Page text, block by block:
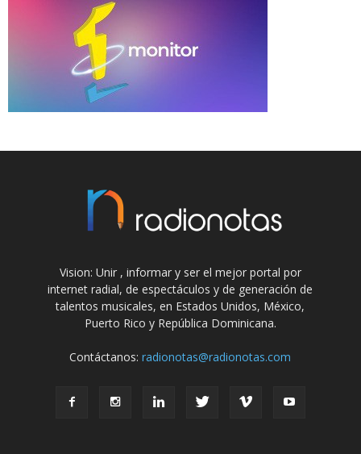
Vision: Unir , informar y ser el mejor portal por
internet radial, de espectáculos y de generación de
talentos musicales, en Estados Unidos, México,
Puerto Rico y República Dominicana.
Contáctanos:radionotas@radionotas.com